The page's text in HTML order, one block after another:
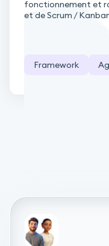
fonctionnement et
et de Scrum /
Framework